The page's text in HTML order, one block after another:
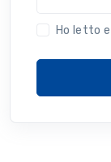
Ho letto